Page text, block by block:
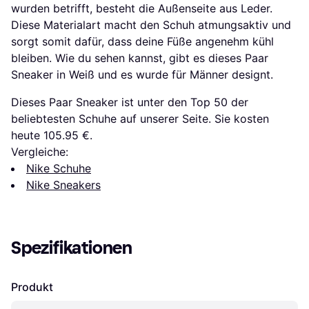
wurden betrifft, besteht die Außenseite aus Leder.
Diese Materialart macht den Schuh atmungsaktiv und
sorgt somit dafür, dass deine Füße angenehm kühl
bleiben. Wie du sehen kannst, gibt es dieses Paar
Sneaker in Weiß und es wurde für Männer designt.
Dieses Paar Sneaker ist unter den Top 50 der
beliebtesten Schuhe auf unserer Seite. Sie kosten
heute 105.95 €.
Vergleiche:
Nike Schuhe
Nike Sneakers
Spezifikationen
Produkt